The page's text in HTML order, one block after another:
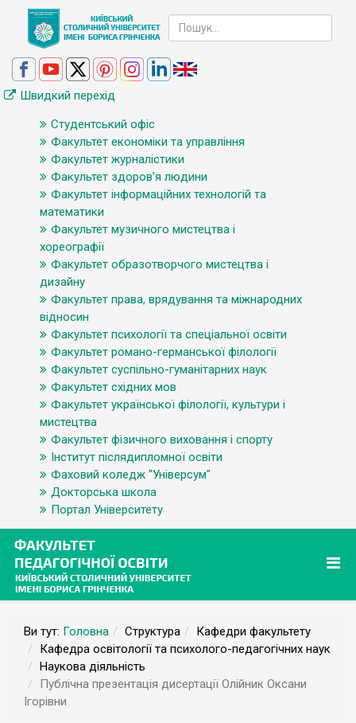
Швидкий перехід
Студентський офіс
Факультет економіки та управління
Факультет журналістики
Факультет здоров’я людини
Факультет інформаційних технологій та
математики
Факультет музичного мистецтва і
хореографії
Факультет образотворчого мистецтва і
дизайну
Факультет права, врядування та міжнародних
відносин
Факультет психології та спеціальної освіти
Факультет романо-германської філології
Факультет суспільно-гуманітарних наук
Факультет східних мов
Факультет української філології, культури і
мистецтва
Факультет фізичного виховання і спорту
Інститут післядипломної освіти
Фаховий коледж "Універсум"
Докторська школа
Портал Університету
Ви тут: Головна Структура
Кафедри факультету
Кафедра освітології та психолого-педагогічних наук
Наукова діяльність
Публічна презентація дисертації Олійник Оксани
Ігорівни